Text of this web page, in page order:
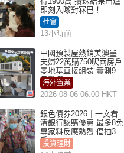
即刻入嚟對冧巴！
社會
13小時前
中國預製屋熱銷美澳墨
夫婦22萬購750呎兩房戶
零地基直接組裝 實測9個
月激讚
海外置業
2026-08-06 06:00 HKT
銀色債券2026｜一文看
清銀行認購優惠 最多8免
專家料反應熱烈 倡抽30
手
投資理財